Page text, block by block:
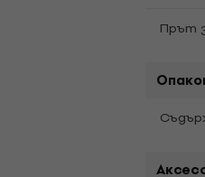
Прът